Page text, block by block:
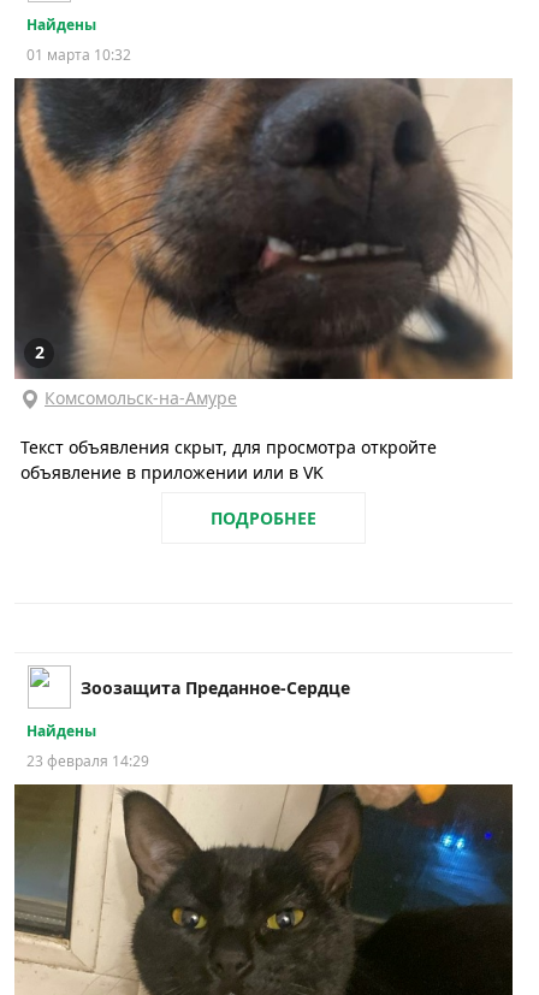
Найдены
01 марта 10:32
2
Комсомольск-на-Амуре
Текст объявления скрыт, для просмотра откройте
объявление в приложении или в VK
ПОДРОБНЕЕ
Зоозащита Преданное-Сердце
Найдены
23 февраля 14:29